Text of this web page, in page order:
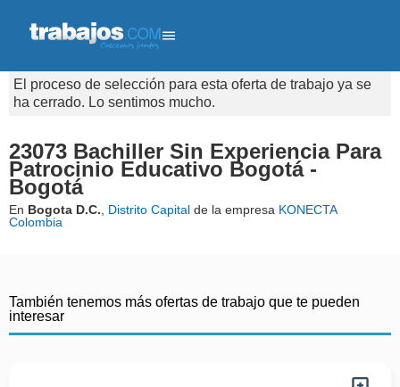
El proceso de selección para esta oferta de trabajo ya se
ha cerrado. Lo sentimos mucho.
23073 Bachiller Sin Experiencia Para
Patrocinio Educativo Bogotá -
Bogotá
En Bogota D.C. Distrito Capital de la empresa KONECTA
Colombia
También tenemos más ofertas de trabajo que te pueden
interesar